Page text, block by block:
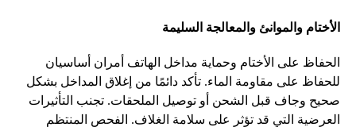
الأختام والموانئ والمعالجة السليمة
الحفاظ على الأختام وحماية مداخل الهاتف أمران أساسيان
للحفاظ على مقاومة الماء. تأكد دائمًا من إغلاق المداخل بشكل
صحيح وجاف قبل الشحن أو توصيل الملحقات. تجنب التأثيرات
العرضية التي قد تؤثر على سلامة الغلاف. الفحص المنتظم